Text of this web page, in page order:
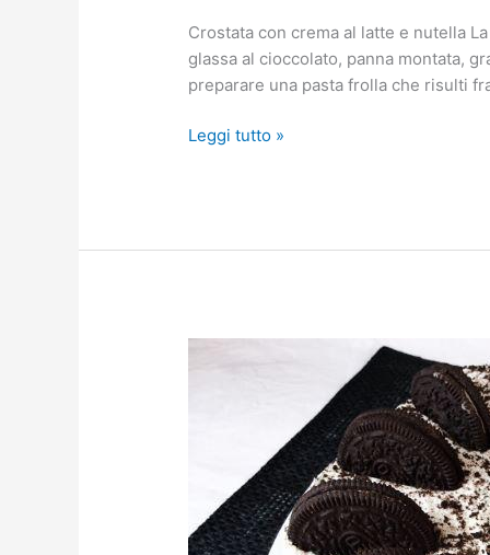
Crostata con crema al latte e nutella
glassa al cioccolato, panna montata,
preparare una pasta frolla che risulti
Leggi tutto »
pie)